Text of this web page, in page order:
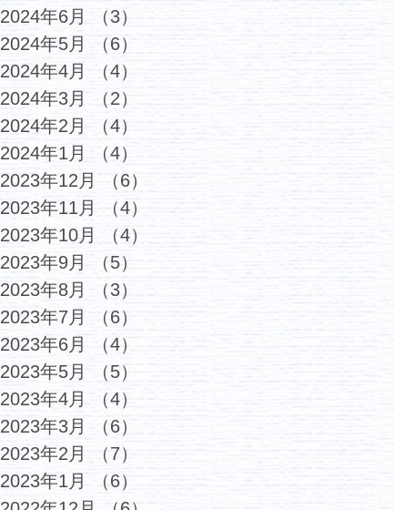
2024年6月
（3）
3件の記事
2024年5月
（6）
2024年4月
（4）
4件の記事
2024年3月
（2） 2件の記事
2024年2月
（4） 4件の記事
2024年1月
（4）
4件の記事
2023年12月
（6） 6件の記事
2023年11月
（4） 4件の記事
2023年10月
（4）
2023年9月
（5）
5件の記事
2023年8月
（3）
2023年7月
（6）
6件の記事
2023年6月
（4） 4件の記事
2023年5月
（5） 5件の記事
2023年4月
（4）
4件の記事
2023年3月
（6）
2023年2月
（7）
7件の記事
2023年1月
（6） 6件の記事